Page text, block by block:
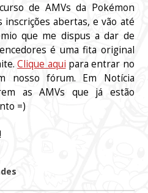
de AMVs da Pokémon
inscrições abertas, e vão até
que me dispus a dar de
é uma fita original
Clique aqui para entrar no
nosso fórum. Em Notícia
as AMVs que já estão
=)